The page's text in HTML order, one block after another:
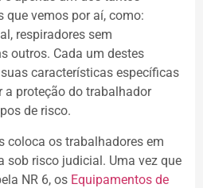
que vemos por aí, como:
respiradores sem
outros. Cada um destes
características específicas
a proteção do trabalhador
de risco.
coloca os trabalhadores em
sob risco judicial. Uma vez que
NR 6, os Equipamentos de